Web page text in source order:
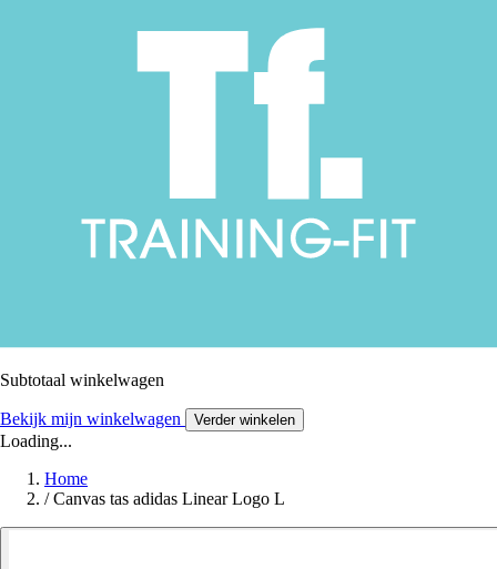
Subtotaal winkelwagen
Bekijk mijn winkelwagen Verder winkelen
Loading...
Home
/ Canvas tas adidas Linear Logo L